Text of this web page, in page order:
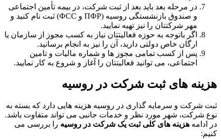
در مرحله بعد باید بعد از ثبت شرکت، در بیمه تأمین اجتماعی
و صندوق بازنشستگی روسیه (ПФР و ФСС) ثبت ‌نام کنید و
مهر شرکتتان را نیز تهیه نمایید.
اگر باتوجه به حوزه فعالیتتان نیاز به کسب مجوز از سازمان یا
ارگان خاص دولتی دارید، آن را نیز به انجام برسانید.
پس از کسب تمامی مجوز ها و شماره مالیات و تامین
اجتماعی، می توانید فعالیتتان را آغاز و شروع به کار نمایید.
هزینه های ثبت شرکت در روسیه
ثبت شرکت و سرمایه گذاری در روسیه هزینه ‌هایی دارد که بسته به
نوع شرکت، شهر مورد نظر و خدمات جانبی می ‌تواند متفاوت باشد.
در ادامه هزینه ‌های کلی ثبت یک شرکت در روسیه را بررسی می‌
کنیم: